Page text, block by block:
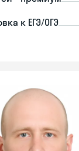
к ЕГЭ/ОГЭ